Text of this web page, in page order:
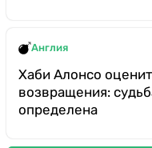
Англия
Хаби Алонсо
возвращения:
определена